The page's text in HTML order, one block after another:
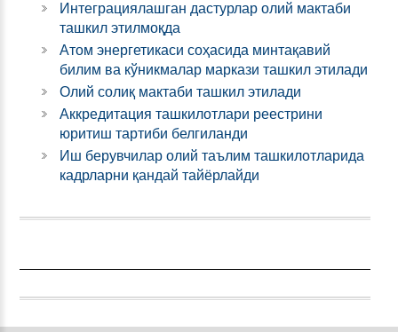
Интеграциялашган дастурлар олий мактаби
ташкил этилмоқда
Атом энергетикаси соҳасида минтақавий
билим ва кўникмалар маркази ташкил этилади
Олий солиқ мактаби ташкил этилади
Аккредитация ташкилотлари реестрини
юритиш тартиби белгиланди
Иш берувчилар олий таълим ташкилотларида
кадрларни қандай тайёрлайди